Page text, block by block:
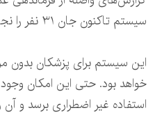
سیستم تاکنون جان ۳۱ نفر را نجات داده است.
این سیستم برای پزشکان بدون
خواهد بود. حتی این امکان وجود
استفاده غیر اضطراری برسد و